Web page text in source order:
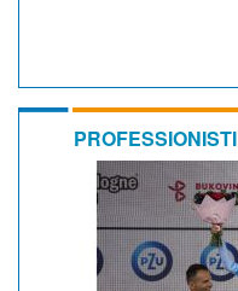
PROFESSIONISTI